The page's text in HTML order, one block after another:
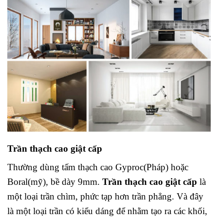
Trần thạch cao giật cấp
Thường dùng tấm thạch cao Gyproc(Pháp) hoặc
Boral(mỹ), bề dày 9mm. Trần thạch cao giật cấp là
một loại trần chìm, phức tạp hơn trần phẳng. Và đây
là một loại trần có kiểu dáng để nhằm tạo ra các khối,